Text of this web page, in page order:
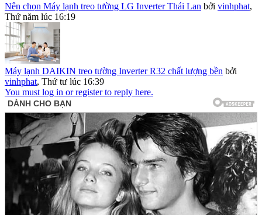
Nên chọn Máy lạnh treo tường LG Inverter Thái Lan bởi vinhphat,
Thứ năm lúc 16:19
Máy lạnh DAIKIN treo tường Inverter R32 chất lượng bền bởi
vinhphat, Thứ tư lúc 16:39
You must log in or register to reply here.